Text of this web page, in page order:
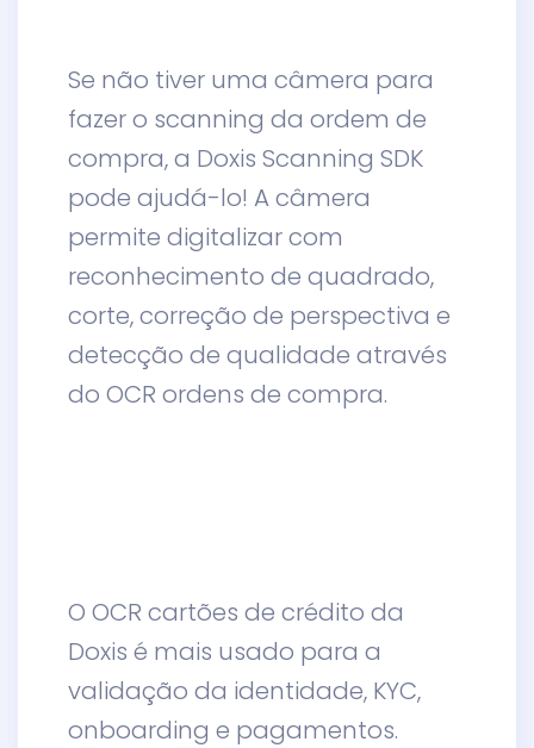
Se não tiver uma câmera para
fazer o scanning da ordem de
compra, a Doxis Scanning SDK
pode ajudá-lo! Acâmera
permite digitalizar com
reconhecimento de quadrado,
corte, correção de perspectiva e
detecção de qualidade através
do OCR ordens de compra.
O OCR cartões de crédito da
Doxis é mais usado para a
validação da identidade, KYC,
onboarding e pagamentos.